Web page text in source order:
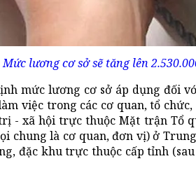
Mức lương cơ sở sẽ tăng lên
mức lương cơ sở áp dụng đối
việc trong các cơ quan, tổ
- xã hội trực thuộc Mặt trận Tổ
chung là cơ quan, đơn vị) ở
đặc khu trực thuộc cấp tỉnh